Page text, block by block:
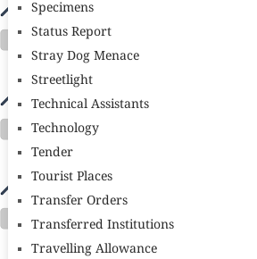
Specimens
Status Report
Stray Dog Menace
Streetlight
Technical Assistants
Technology
Tender
Tourist Places
Transfer Orders
Transferred Institutions
Travelling Allowance